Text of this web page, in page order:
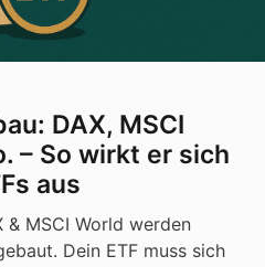
DAX, MSCI
– So wirkt er sich
aus
& MSCI World werden
Dein ETF muss sich